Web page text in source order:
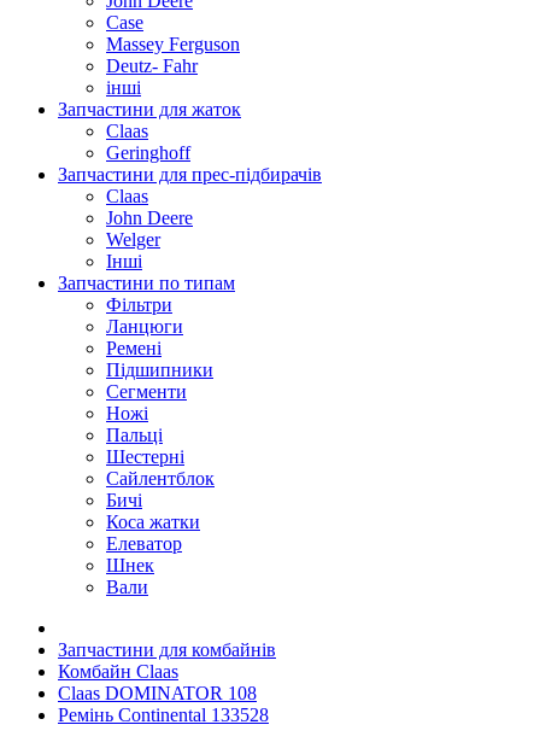
Case
Massey Ferguson
Deutz- Fahr
інші
Запчастини для жаток
Claas
Geringhoff
Запчастини для прес-підбирачів
Claas
John Deere
Welger
Інші
Запчастини по типам
Фільтри
Ланцюги
Ремені
Підшипники
Сегменти
Ножі
Пальці
Шестерні
Сайлентблок
Бичі
Коса жатки
Елеватор
Шнек
Вали
Запчастини для комбайнів
Комбайн Claas
Claas DOMINATOR 108
Ремінь Continental 133528